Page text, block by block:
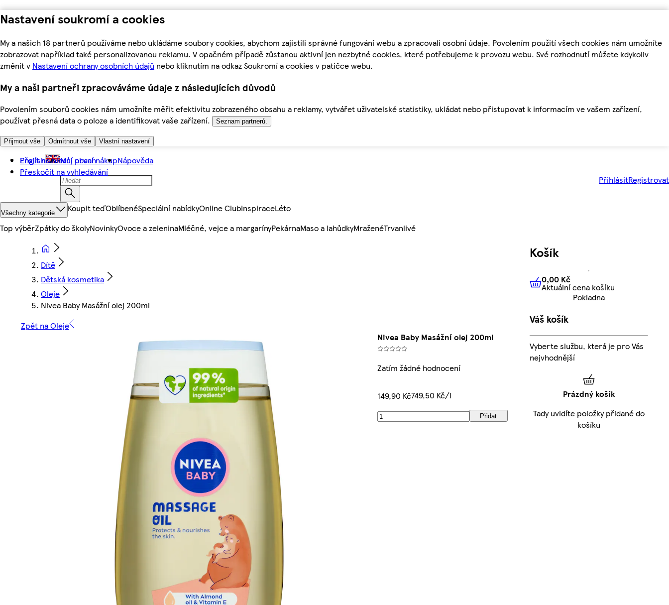
Nastavení soukromí a cookies
My a našich 18 partnerů používáme nebo ukládáme soubory cookies, abychom zajistili správné fungování webu a zpracovali osobní údaje. Povolením použití všech cookies nám umožníte
zobrazovat například také personalizovanou reklamu. V opačném případě zůstanou aktivní jen nezbytné cookies, které potřebujeme k provozu webu. Své rozhodnutí můžete kdykoliv
změnit v Nastavení ochrany osobních údajů nebo kliknutím na odkaz Soukromí a cookies v patičce webu.
My a naši partneři zpracováváme údaje z následujících důvodů
Povolením souborů cookies nám umožníte měřit efektivitu zobrazeného obsahu a reklamy, vytvářet uživatelské statistiky, ukládat nebo přistupovat k informacím ve vašem zařízení,
používat přesná data o poloze a identifikovat vaše zařízení.
Seznam partnerů.
Přijmout vše Odmítnout vše Vlastní nastavení
Přejít na hlavní obsah
Přeskočit na vyhledávání
English Můj první nákupNápověda
PřihlásitRegistrovat
Všechny kategorie Koupit teďOblíbenéSpeciální nabídkyOnline ClubInspiraceLéto
Top výběrZpátky do školyNovinkyOvoce a zeleninaMléčné, vejce a margarínyPekárnaMaso a lahůdkyMraženéTrvanlivé
Dítě
Dětská kosmetika
Oleje
Nivea Baby Masážní olej 200ml
Zpět na Oleje
Nivea Baby Masážní olej 200ml
Zatím žádné hodnocení
149,90 Kč749,50 Kč/l
Přidat
Košík
0,00 KčAktuální cena košíku
0,00 Kč
Aktuální cena košíku
Pokladna
Váš košík
Vyberte službu, která je pro Vás
nejvhodnější
Prázdný košík
Tady uvidíte položky přidané do
košíku